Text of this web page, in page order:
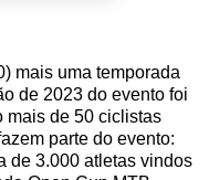
mais uma temporada
de 2023 do evento foi
mais de 50 ciclistas
parte do evento:
de 3.000 atletas vindos